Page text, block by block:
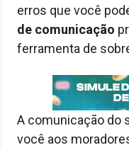
erros que você
de comunicação
ferramenta de
A comunicação do
você aos